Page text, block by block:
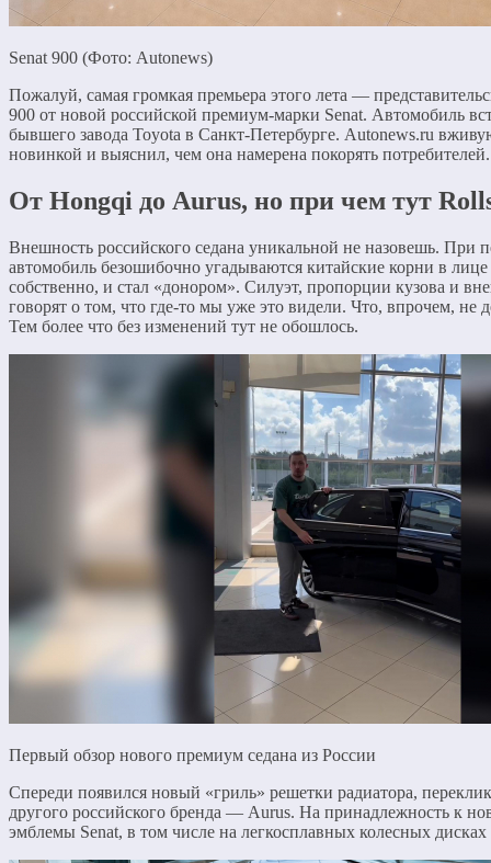
Senat 900 (Фото: Autonews)
Пожалуй, самая громкая премьера этого лета —
900 от новой российской премиум-марки Senat. Автомобиль
бывшего завода Toyota в Санкт-Петербурге. Autonews.ru
новинкой и выяснил, чем она намерена покорять потребителей.
От Hongqi до Aurus, но при чем тут
Внешность российского седана уникальной не назовешь. При
автомобиль безошибочно угадываются китайские корни в
собственно, и стал «донором». Силуэт, пропорции кузова и
говорят о том, что где-то мы уже это видели. Что, впрочем, не
Тем более что без изменений тут не обошлось.
Первый обзор нового премиум седана из России
Спереди появился новый «гриль» решетки радиатора,
другого российского бренда — Aurus. На принадлежность к
эмблемы Senat, в том числе на легкосплавных колесных